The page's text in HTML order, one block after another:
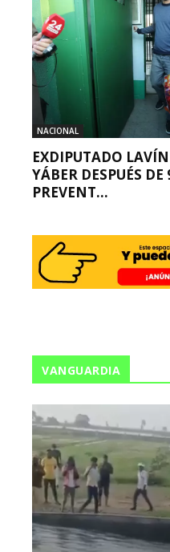
NACIONAL
EXDIPUTADO
YÁBER DESPUÉS
PREVENT...
VANGUARDIA